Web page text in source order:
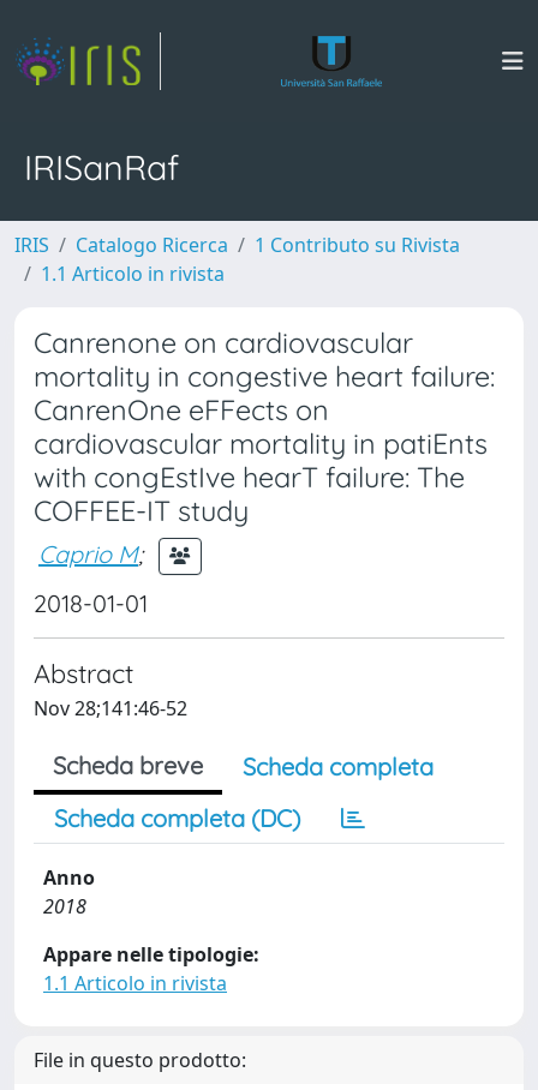
IRISanRaf
IRIS Catalogo Ricerca
1 Contributo su Rivista
1.1 Articolo in rivista
Canrenone on cardiovascular
mortality in congestive heart failure:
CanrenOne eFFects on
cardiovascular mortality in patiEnts
with congEstIve hearT failure: The
COFFEE-IT study
Caprio M;
2018-01-01
Abstract
Nov 28;141:46-52
Scheda breve
Scheda completa
Scheda completa (DC)
Anno
2018
Appare nelle tipologie:
1.1 Articolo in rivista
File in questo prodotto: